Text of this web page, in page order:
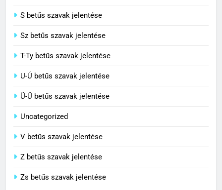
S betűs szavak jelentése
Sz betűs szavak jelentése
T-Ty betűs szavak jelentése
U-Ú betűs szavak jelentése
Ü-Ű betűs szavak jelentése
Uncategorized
V betűs szavak jelentése
Z betűs szavak jelentése
Zs betűs szavak jelentése